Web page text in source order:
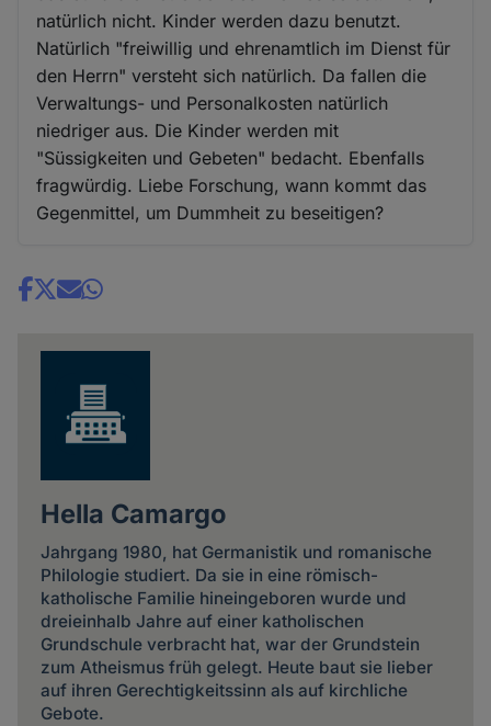
natürlich nicht. Kinder werden dazu benutzt.
Natürlich "freiwillig und ehrenamtlich im Dienst für
den Herrn" versteht sich natürlich. Da fallen die
Verwaltungs- und Personalkosten natürlich
niedriger aus. Die Kinder werden mit
"Süssigkeiten und Gebeten" bedacht. Ebenfalls
fragwürdig. Liebe Forschung, wann kommt das
Gegenmittel, um Dummheit zu beseitigen?
Share
Hella Camargo
Jahrgang 1980, hat Germanistik und romanische
Philologie studiert. Da sie in eine römisch-
katholische Familie hineingeboren wurde und
dreieinhalb Jahre auf einer katholischen
Grundschule verbracht hat, war der Grundstein
zum Atheismus früh gelegt. Heute baut sie lieber
auf ihren Gerechtigkeitssinn als auf kirchliche
Gebote.